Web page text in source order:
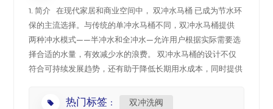
中文
هَوُسَ
1. 简介 在现代家居和商业空间中， 双冲水马桶 已成为节水环
保的主流选择。与传统的单冲水马桶不同，双冲水马桶提供
两种冲水模式——半冲水和全冲水—允许用户根据实际需要选
择合适的水量，有效减少水的浪费。 双冲水马桶的设计不仅
符合可持续发展趋势，还有助于降低长期用水成本，同时提供
冲水马桶都因其节水、高效和耐用的特点而受到广泛青睐。
热门标签 : 双冲洗阀